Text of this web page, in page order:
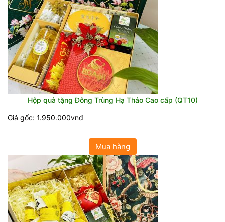
Hộp quà tặng Đông Trùng Hạ Thảo Cao cấp (QT10)
Giá gốc: 1.950.000vnđ
Mua hàng